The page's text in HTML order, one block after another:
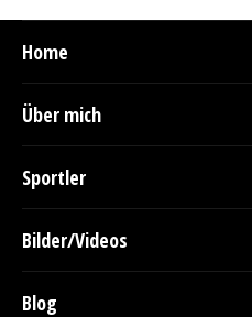
Home
Über mich
Sportler
Bilder/Videos
Blog